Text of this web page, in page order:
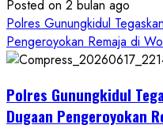
Posted on 2 bulan ago
Polres Gunungkidul
Pengeroyokan Remaja di
Polres Gunungkidul
Dugaan Pengeroyokan